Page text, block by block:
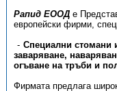
Рапид ЕООДе
европейски фирми,
Специални стомани
заваряване,
огъване на тръби и
Фирмата предлага